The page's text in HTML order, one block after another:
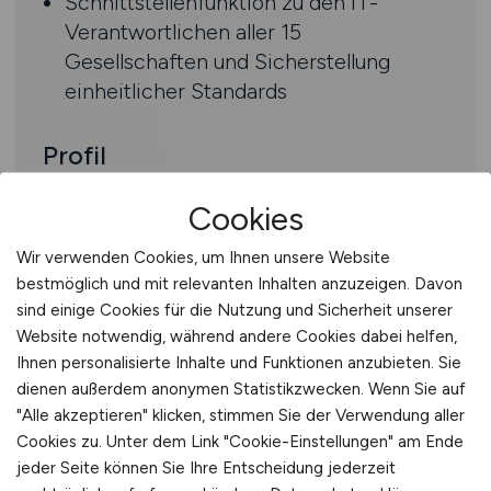
Verantwortlichen aller 15
Gesellschaften und Sicherstellung
einheitlicher Standards
Profil
Eine abgeschlossene Ausbildung als
Kaufmann/-frau für IT-System-
Management, IT-Kaufmann/-frau,
Fachinformatiker/in für
Systemintegration (all genders) oder
eine kaufmännische Ausbildung mit
relevanter IT-/Procurement-Erfahrung
Erfahrung im IT-Einkauf/Procurement,
im PO-Handling sowie im Umgang mit
ERP- bzw. Bestellsystemen
Cookies
Wir verwenden Cookies, um Ihnen unsere Website
bestmöglich und mit relevanten Inhalten anzuzeigen. Davon
sind einige Cookies für die Nutzung und Sicherheit unserer
Website notwendig, während andere Cookies dabei helfen,
Ihnen personalisierte Inhalte und Funktionen anzubieten. Sie
dienen außerdem anonymen Statistikzwecken. Wenn Sie auf
"Alle akzeptieren" klicken, stimmen Sie der Verwendung aller
Cookies zu. Unter dem Link "Cookie-Einstellungen" am Ende
jeder Seite können Sie Ihre Entscheidung jederzeit